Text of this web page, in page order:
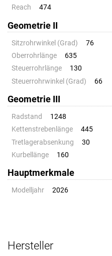
Reach
474
Geometrie II
Sitzrohrwinkel (Grad)
76
Oberrohrlänge
635
Steuerrohrlänge
130
Steuerrohrwinkel (Grad)
66
Geometrie III
Radstand
1248
Kettenstrebenlänge
445
Tretlagerabsenkung
30
Kurbellänge
160
Hauptmerkmale
Modelljahr 2026
Hersteller